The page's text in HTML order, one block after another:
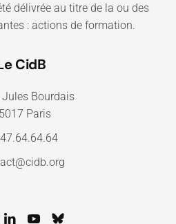
délivrée au titre de la ou des
: actions de formation.
CidB
Jules Bourdais
Paris